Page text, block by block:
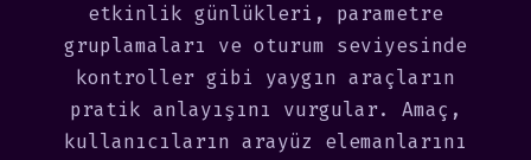
etkinlik günlükleri, parametre
gruplamaları ve oturum seviyesinde
kontroller gibi yaygın araçların
pratik anlayışını vurgular. Amaç,
kullanıcıların arayüz elemanlarını